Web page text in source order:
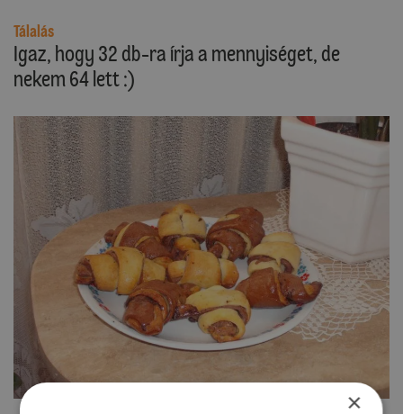
Tálalás
Igaz, hogy 32 db-ra írja a mennyiséget, de
nekem 64 lett :)
×